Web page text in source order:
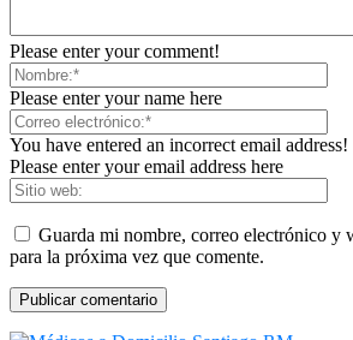
Please enter your comment!
Please enter your name here
You have entered an incorrect email address!
Please enter your email address here
Guarda mi nombre, correo electrónico y
para la próxima vez que comente.